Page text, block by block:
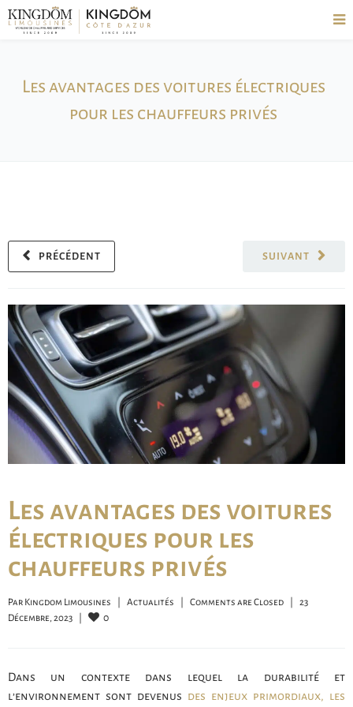
Les avantages des voitures électriques
pour les chauffeurs privés
SUIVANT
PRÉCÉDENT
Les avantages des voitures
électriques pour les
chauffeurs privés
Par Kingdom Limousines Actualités Comments are Closed
23
Décembre, 2023
0
Dans un contexte dans lequel la durabilité et
l’environnement sont devenus des enjeux primordiaux, les